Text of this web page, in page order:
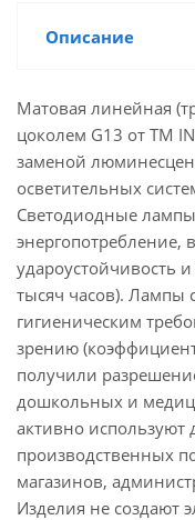
Описание
Матовая линейная
цоколем G13 от ТМ
заменой
осветительных
Светодиодные
энергопотребление,
удароустойчивость
тысяч часов). Лампы
гигиеническим
зрению
получили
дошкольных и
активно
производственных
магазинов,
Изделия не создают